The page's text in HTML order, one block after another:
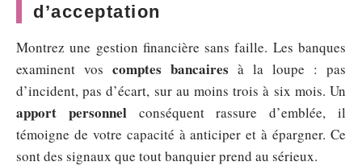
d’acceptation
Montrez une gestion financière sans faille. Les banques
examinent vos comptes bancaires à la loupe : pas
d’incident, pas d’écart, sur au moins trois à six mois. Un
apport personnel conséquent rassure d’emblée, il
témoigne de votre capacité à anticiper et à épargner. Ce
sont des signaux que tout banquier prend au sérieux.